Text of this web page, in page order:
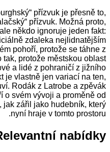
přízvuk je přesně to,
přízvuk. Možná proto,
někdo ignoruje jeden fakt:
zdaleka nejlidnatějším
pohoří, protože se táhne z
tak, protože městskou oblast
a lidé z pohraničí z jižního
je vlastně jen variací na ten,
Rodák z Latrobe a zpěvák
o svém vývoji a proměně od
jak zářil jako hudebník, který
nyní hraje v tomto prostoru.
nabídky